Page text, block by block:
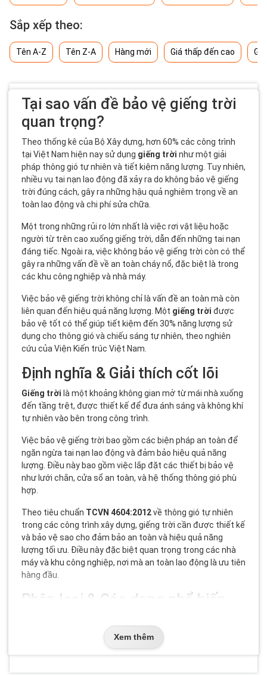
Sắp xếp theo:
Tên A-Z Tên Z-A Hàng mới Giá thấp đến cao
Tại sao vấn đề bảo vệ giếng trời
quan trọng?
Theo thống kê của Bộ Xây dựng, hơn 60% các công trình
tại Việt Nam hiện nay sử dụng giếng trời như một giải
pháp thông gió tự nhiên và tiết kiệm năng lượng. Tuy nhiên,
nhiều vụ tai nạn lao động đã xảy ra do không bảo vệ giếng
trời đúng cách, gây ra những hậu quả nghiêm trọng về an
toàn lao động và chi phí sửa chữa.
Một trong những rủi ro lớn nhất là việc rơi vật liệu hoặc
người từ trên cao xuống giếng trời, dẫn đến những tai nạn
đáng tiếc. Ngoài ra, việc không bảo vệ giếng trời còn có thể
gây ra những vấn đề về an toàn cháy nổ, đặc biệt là trong
các khu công nghiệp và nhà máy.
Việc bảo vệ giếng trời không chỉ là vấn đề an toàn mà còn
liên quan đến hiệu quả năng lượng. Một giếng trời được
bảo vệ tốt có thể giúp tiết kiệm đến 30% năng lượng sử
dụng cho thông gió và chiếu sáng tự nhiên, theo nghiên
cứu của Viện Kiến trúc Việt Nam.
Định nghĩa & Giải thích cốt lõi
Giếng trời là một khoảng không gian mở từ mái nhà xuống
đến tầng trệt, được thiết kế để đưa ánh sáng và không khí
tự nhiên vào bên trong công trình.
Việc bảo vệ giếng trời bao gồm các biện pháp an toàn để
ngăn ngừa tai nạn lao động và đảm bảo hiệu quả năng
lượng. Điều này bao gồm việc lắp đặt các thiết bị bảo vệ
như lưới chắn, cửa sổ an toàn, và hệ thống thông gió phù
hợp.
Theo tiêu chuẩn TCVN 4604:2012về thông gió tự nhiên
trong các công trình xây dựng, giếng trời cần được thiết kế
và bảo vệ sao cho đảm bảo an toàn và hiệu quả năng
lượng tối ưu. Điều này đặc biệt quan trọng trong các nhà
máy và khu công nghiệp, nơi mà an toàn lao động là ưu tiên
hàng đầu.
Phân loại & Các dạng phổ biến
nhau, tùy thuộc vào mục đích sử dụng và yêu cầu an toàn.
Dưới đây là một số dạng phổ biến:
Xem thêm